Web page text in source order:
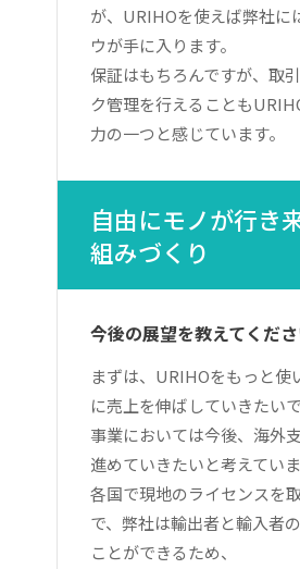
が、URIHOを使えば弊社に
ウが手に入ります。
保証はもちろんですが、取
ク管理を行えることも
力の一つと感じています。
自由にモノが行き
組みづくり
今後の展望を教えてくださ
まずは、URIHOをもっと使
に売上を伸ばしていきたいで
事業においては今後、海外
進めていきたいと考えていま
各国で現地のライセンスを
で、弊社は輸出者と輸入者
ことができるため、